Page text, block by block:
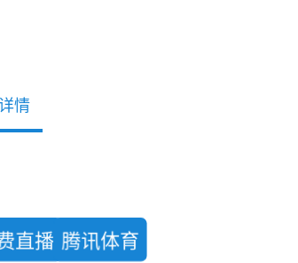
情
直播 腾讯体育